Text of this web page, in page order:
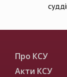
Про КСУ
Акти КСУ